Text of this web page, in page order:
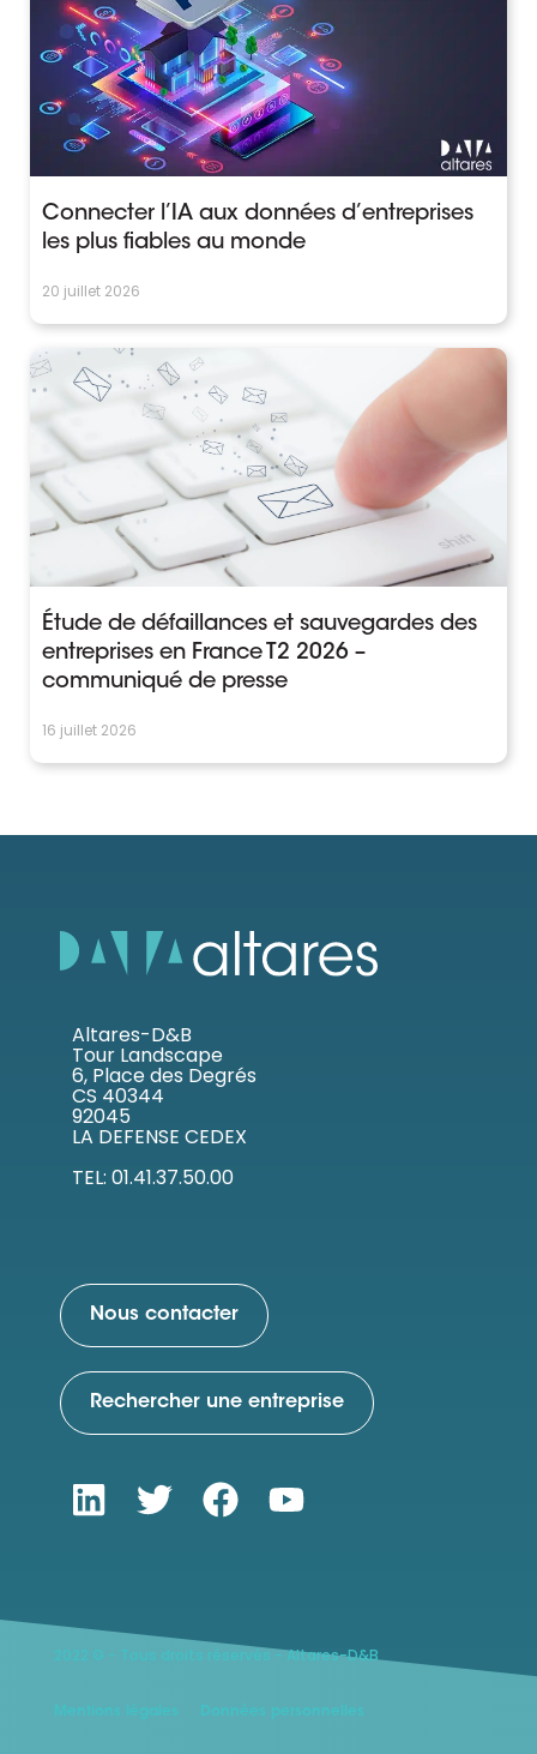
Connecter l’IA aux données d’entreprises
les plus fiables au monde
20 juillet 2026
Étude de défaillances et sauvegardes des
entreprises en France T2 2026 –
communiqué de presse
16 juillet 2026
Altares-D&B
Tour Landscape
6, Place des Degrés
CS 40344
92045
LA DEFENSE CEDEX
TEL: 01.41.37.50.00
Nous contacter
Rechercher une entreprise
2022 © - Tous droits réservés - Altares-D&B
Mentions légales Données personnelles